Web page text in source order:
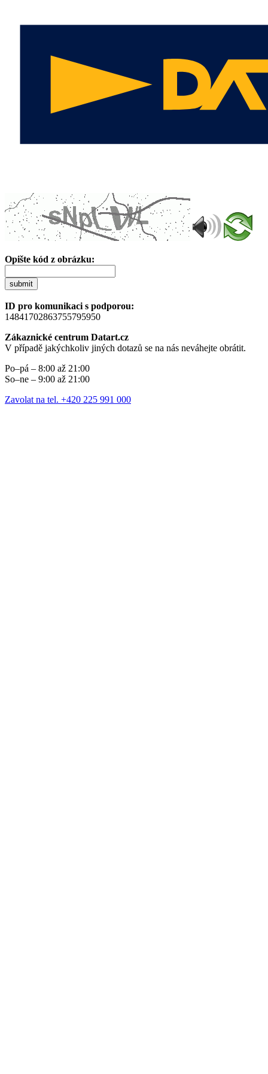
Opište kód z obrázku:
submit
ID pro komunikaci s podporou:
14841702863755795950
Zákaznické centrum Datart.cz
V případě jakýchkoliv jiných dotazů se na nás neváhejte obrátit.
Po–pá – 8:00 až 21:00
So–ne – 9:00 až 21:00
Zavolat na tel. +420 225 991 000